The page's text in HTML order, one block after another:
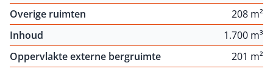
Overige ruimten
208 m²
Inhoud
1.700 m³
Oppervlakte externe bergruimte
201 m²